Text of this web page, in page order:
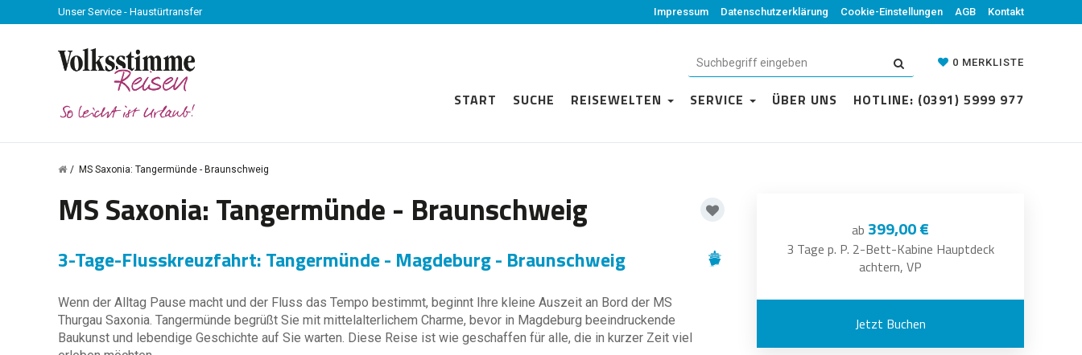
Unser Service - Haustürtransfer Impressum Datenschutzerklärung Cookie-Einstellungen AGB Kontakt
0 MERKLISTE
START SUCHE REISEWELTEN SERVICE ÜBER UNS HOTLINE: (0391) 5999 977
MS Saxonia: Tangermünde - Braunschweig
MS Saxonia: Tangermünde - Braunschweig
3-Tage-Flusskreuzfahrt: Tangermünde - Magdeburg - Braunschweig
Wenn der Alltag Pause macht und der Fluss das Tempo bestimmt, beginnt Ihre kleine Auszeit an Bord der MS
Thurgau Saxonia. Tangermünde begrüßt Sie mit mittelalterlichem Charme, bevor in Magdeburg beeindruckende
Baukunst und lebendige Geschichte auf Sie warten. Diese Reise ist wie geschaffen für alle, die in kurzer Zeit viel
ab 399,00 €
3 Tage p. P. 2-Bett-Kabine Hauptdeck
achtern, VP
Jetzt Buchen